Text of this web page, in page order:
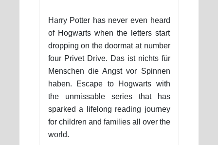
Harry Potter has never even heard
of Hogwarts when the letters start
dropping on the doormat at number
four Privet Drive. Das ist nichts für
Menschen die Angst vor Spinnen
haben. Escape to Hogwarts with
the unmissable series that has
sparked a lifelong reading journey
for children and families all over the
world.